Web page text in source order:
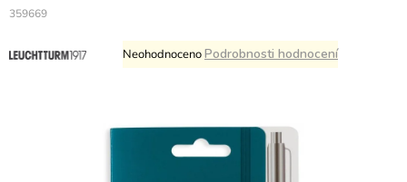
359669
Průměrné
hodnocení
z
NeohodnocenoPodrobnosti hodnocení